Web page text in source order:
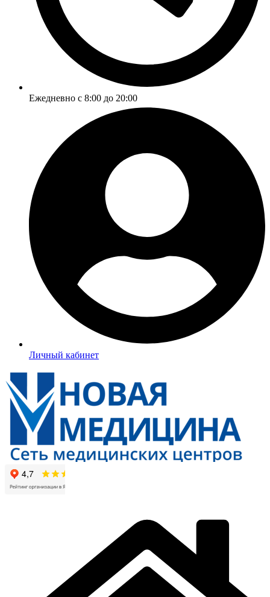
Ежедневно с 8:00 до 20:00
Личный кабинет